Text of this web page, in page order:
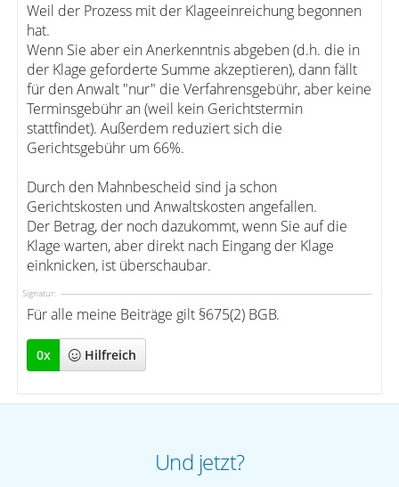
Weil der Prozess mit der Klageeinreichung begonnen
hat.
Wenn Sie aber ein Anerkenntnis abgeben (d.h. die in
der Klage geforderte Summe akzeptieren), dann fällt
für den Anwalt "nur" die Verfahrensgebühr, aber keine
Terminsgebühr an (weil kein Gerichtstermin
stattfindet). Außerdem reduziert sich die
Gerichtsgebühr um 66%.
Durch den Mahnbescheid sind ja schon
Gerichtskosten und Anwaltskosten angefallen.
Der Betrag, der noch dazukommt, wenn Sie auf die
Klage warten, aber direkt nach Eingang der Klage
einknicken, ist überschaubar.
Signatur:
Für alle meine Beiträge gilt §675(2) BGB.
0x Hilfreich
Und jetzt?